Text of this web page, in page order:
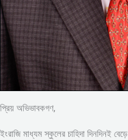
প্রিয় অভিভাবকগণ,
ইংরাজি মাধ্যম স্কুলের চাহিদা দিনদিনই